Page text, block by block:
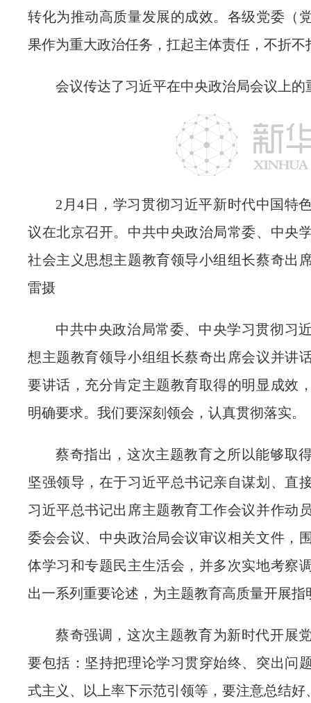
转化为推动高质量发展的成效。各级党委（
果作为重大政治任务，扛起主体责任，不折不
会议传达了习近平在中央政治局会议上的
2月4日，学习贯彻习近平新时代中国特
议在北京召开。中共中央政治局常委、中央
社会主义思想主题教育领导小组组长蔡奇出
雷摄
中共中央政治局常委、中央学习贯彻习
想主题教育领导小组组长蔡奇出席会议并讲
要讲话，充分肯定主题教育取得的明显成效
明确要求。我们要深刻领会，认真贯彻落实。
蔡奇指出，这次主题教育之所以能够取
坚强领导，在于习近平总书记亲自谋划、直
习近平总书记出席主题教育工作会议并作动
委会会议、中央政治局会议审议相关文件，
体学习和专题民主生活会，并多次实地考察
出一系列重要论述，为主题教育高质量开展
蔡奇强调，这次主题教育为新时代开展
要包括：坚持把理论学习贯穿始终、突出问
式主义、以上率下示范引领等，要注意总结好